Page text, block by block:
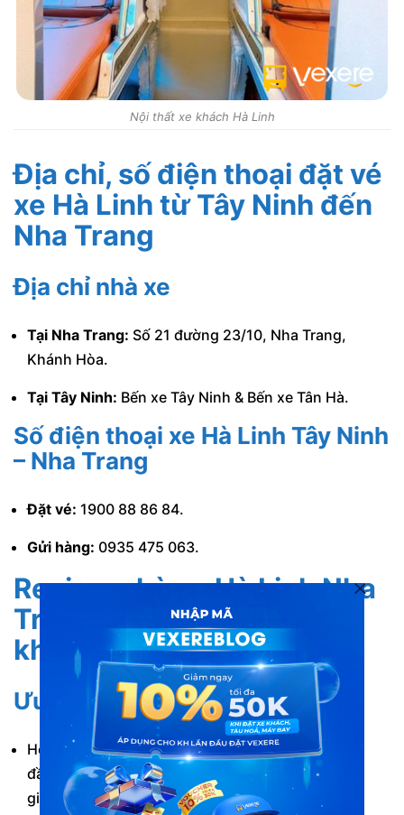
Nội thất xe khách Hà Linh
Địa chỉ, số điện thoại đặt vé
xe Hà Linh từ Tây Ninh đến
Nha Trang
Địa chỉ nhà xe
Tại Nha Trang: Số 21 đường 23/10, Nha Trang,
Khánh Hòa.
Tại Tây Ninh: Bến xe Tây Ninh & Bến xe Tân Hà.
Số điện thoại xe Hà Linh Tây Ninh
– Nha Trang
Đặt vé: 1900 88 86 84.
Gửi hàng: 0935 475 063.
Review nhà xe Hà Linh Nha
Trang đến Tây Ninh từ
khách hàng
Ưu điểm
Hệ thống xe mới, sạch sẽ, hiện đại. Được trang bị
đầy đủ các tiện ích phục vụ nhu cầu nghỉ ngơi và
giải trí.